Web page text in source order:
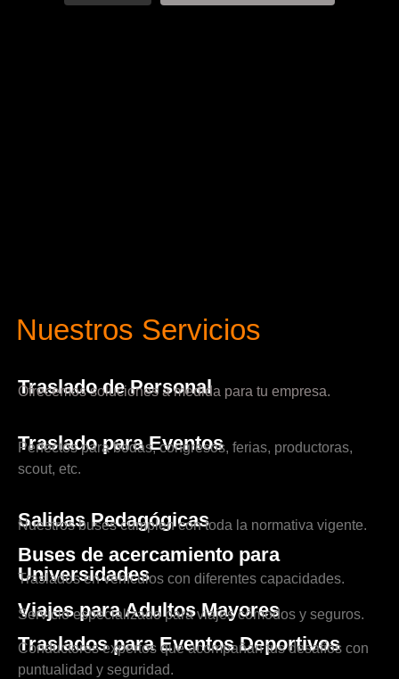
Nuestros Servicios
Traslado de Personal
Ofrecemos soluciones a medida para tu empresa.
Traslado para Eventos
Perfectos para bodas, congresos, ferias, productoras,
scout, etc.
Salidas Pedagógicas
Nuestros buses cumplen con toda la normativa vigente.
Buses de acercamiento para
Universidades
Traslados en vehículos con diferentes capacidades.
Viajes para Adultos Mayores
Servicio especializado para viajes cómodos y seguros.
Traslados para Eventos Deportivos
Conductores expertos que acompañan tus desafíos con
puntualidad y seguridad.